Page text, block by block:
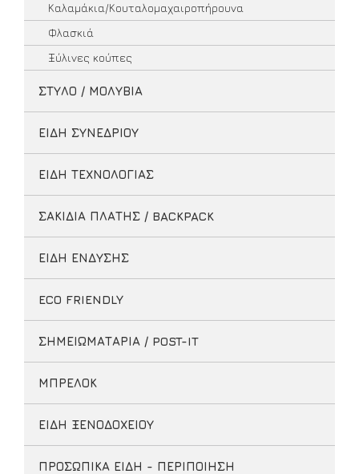
Καλαμάκια/Κουταλομαχαιροπήρουνα
Φλασκιά
Ξύλινες κούπες
ΣΤΥΛΟ / ΜΟΛΥΒΙΑ
ΕΙΔΗ ΣΥΝΕΔΡΙΟΥ
ΕΙΔΗ ΤΕΧΝΟΛΟΓΙΑΣ
ΣΑΚΙΔΙΑ ΠΛΑΤΗΣ / BACKPACK
ΕΙΔΗ ΕΝΔΥΣΗΣ
ECO FRIENDLY
ΣΗΜΕΙΩΜΑΤΑΡΙΑ / POST-IT
ΜΠΡΕΛΟΚ
ΕΙΔΗ ΞΕΝΟΔΟΧΕΙΟΥ
ΠΡΟΣΩΠΙΚΑ ΕΙΔΗ - ΠΕΡΙΠΟΙΗΣΗ